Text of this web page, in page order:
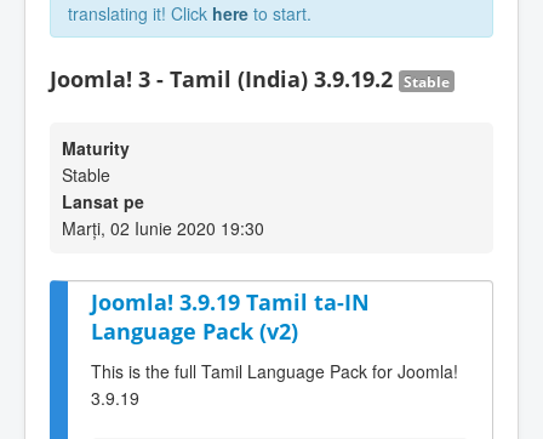
translating it! Click here to start.
Joomla! 3 - Tamil (India) 3.9.19.2 Stable
Maturity
Stable
Lansat pe
Marți, 02 Iunie 2020 19:30
Joomla! 3.9.19 Tamil ta-IN
Language Pack (v2)
This is the full Tamil Language Pack for Joomla!
3.9.19